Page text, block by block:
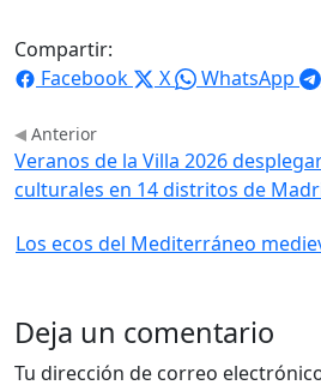
Compartir:
Facebook
X WhatsApp
Anterior
Veranos de la Villa 2026
culturales en 14 distritos de
Los ecos del Mediterráneo
Deja un comentario
Tu dirección de correo